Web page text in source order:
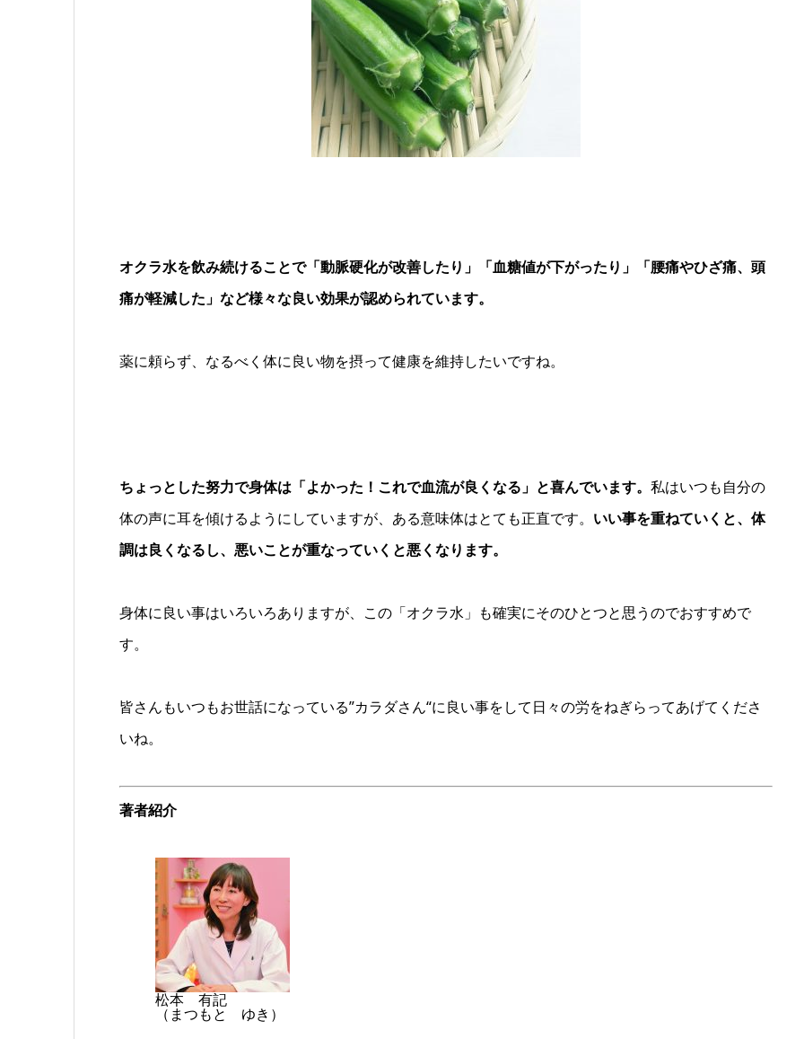
オクラ水を飲み続けることで「動脈硬化が改善したり」「血糖値が下がったり」「腰痛やひざ痛、頭
痛が軽減した」など様々な良い効果が認められています。
薬に頼らず、なるべく体に良い物を摂って健康を維持したいですね。
ちょっとした努力で身体は「よかった！これで血流が良くなる」と喜んでいます。 私はいつも自分の
体の声に耳を傾けるようにしていますが、ある意味体はとても正直です。 いい事を重ねていくと、体
調は良くなるし、悪いことが重なっていくと悪くなります。
身体に良い事はいろいろありますが、この「オクラ水」も確実にそのひとつと思うのでおすすめで
す。
皆さんもいつもお世話になっている”カラダさん“に良い事をして日々の労をねぎらってあげてくださ
いね。
著者紹介
松本 有記
（まつもと ゆき）